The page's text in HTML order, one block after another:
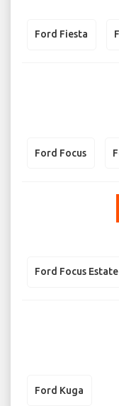
Ford Fiesta
Ford Focus
Ford Focus Estate
Ford Kuga